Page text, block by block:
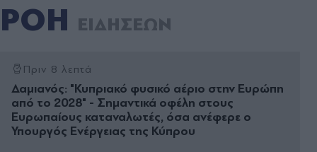
ΡΟΗ ΕΙΔΗΣΕΩΝ
Πριν 8 λεπτά
Δαμιανός: "Κυπριακό φυσικό αέριο στην Ευρώπη
από το 2028" - Σημαντικά οφέλη στους
Ευρωπαίους καταναλωτές, όσα ανέφερε ο
Υπουργός Ενέργειας της Κύπρου